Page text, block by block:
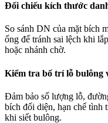
Đối chiếu kích thước
So sánh DN của mặt bích
ống để tránh sai lệch khi
hoặc nhánh chờ.
Kiểm tra bố trí lỗ bulông
Đảm bảo số lượng lỗ,
bích đối diện, hạn chế tình
khi siết bulông.